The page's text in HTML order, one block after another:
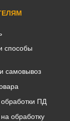
способы
самовывоз
ПД
обработку